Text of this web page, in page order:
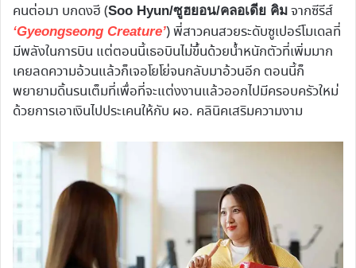
คนต่อมา บกดงฮี (Soo Hyun/ซูฮยอน/คลอเดีย คิม จากซีรีส์
‘Gyeongseong Creature’) พี่สาวคนสวยระดับซูเปอร์โมเดลที่
มีพลังในการบิน แต่ตอนนี้เธอบินไม่ขึ้นด้วยน้ำหนักตัวที่เพิ่มมาก
เคยลดความอ้วนแล้วก็เจอโยโย่จนกลับมาอ้วนอีก ตอนนี้ก็
พยายามดิ้นรนเต็มที่เพื่อที่จะแต่งงานแล้วออกไปมีครอบครัวใหม่
ด้วยการเอาเงินไปประเคนให้กับ ผอ. คลินิคเสริมความงาม